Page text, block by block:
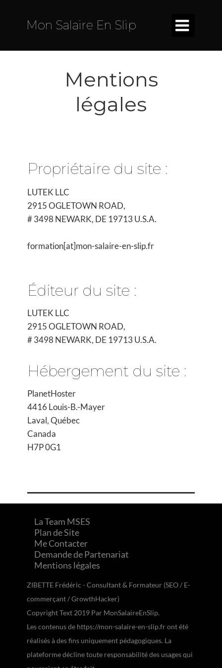
Mon Salaire En Slip 
Mentions
légales
Propriétaire du site :
LUTEK LLC
2915 OGLETOWN ROAD,
# 3498 NEWARK, DE 19713 U.S.A.
formation[at]mon-salaire-en-slip.fr
Éditeur du site :
LUTEK LLC
2915 OGLETOWN ROAD,
# 3498 NEWARK, DE 19713 U.S.A.
Hébergement du site :
PlanetHoster
4416 Louis-B.-Mayer
Laval, Québec
Canada
H7P 0G1
La Team MSES
Plan de Site
Me Contacter
Demande de Partenariat
Mentions légales
ZIBETTE Frédéric - Consultant & Formateur (SEO / E-
commerçant / GrowthHacker)
Copyright Text 2019 Par MonSalaireEnSlip.
Les contenus de https://mon-salaire-en-slip.fr ont été
réalisés à des fins uniquement pédagogiques. La
plateforme décline toute responsabilité des usages qui